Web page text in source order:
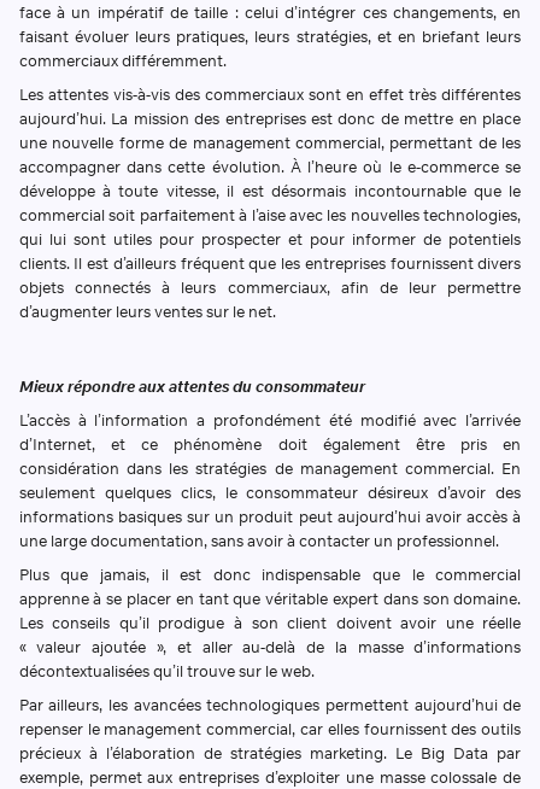
face à un impératif de taille : celui d’intégrer ces changements, en
faisant évoluer leurs pratiques, leurs stratégies, et en briefant leurs
commerciaux différemment.
Les attentes vis-à-vis des commerciaux sont en effet très différentes
aujourd’hui. La mission des entreprises est donc de mettre en place
une nouvelle forme de management commercial, permettant de les
accompagner dans cette évolution. À l’heure où le e-commerce se
développe à toute vitesse, il est désormais incontournable que le
commercial soit parfaitement à l’aise avec les nouvelles technologies,
qui lui sont utiles pour prospecter et pour informer de potentiels
clients. Il est d’ailleurs fréquent que les entreprises fournissent divers
objets connectés à leurs commerciaux, afin de leur permettre
d’augmenter leurs ventes sur le net.
Mieux répondre aux attentes du consommateur
L’accès à l’information a profondément été modifié avec l’arrivée
d’Internet, et ce phénomène doit également être pris en
considération dans les stratégies de management commercial. En
seulement quelques clics, le consommateur désireux d’avoir des
informations basiques sur un produit peut aujourd’hui avoir accès à
une large documentation, sans avoir à contacter un professionnel.
Plus que jamais, il est donc indispensable que le commercial
apprenne à se placer en tant que véritable expert dans son domaine.
Les conseils qu’il prodigue à son client doivent avoir une réelle
« valeur ajoutée », et aller au-delà de la masse d’informations
décontextualisées qu’il trouve sur le web.
Par ailleurs, les avancées technologiques permettent aujourd’hui de
repenser le management commercial, car elles fournissent des outils
précieux à l’élaboration de stratégies marketing. Le Big Data par
exemple, permet aux entreprises d’exploiter une masse colossale de